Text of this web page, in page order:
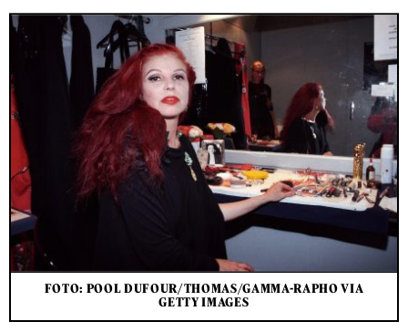
FOTO: POOL DUFOUR/THOMAS/GAMMA-RAPHO VIA
GETTY IMAGES